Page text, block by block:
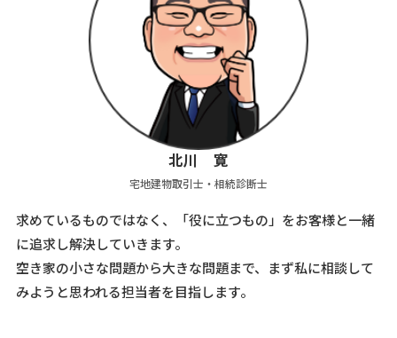
北川 寛
宅地建物取引士・相続診断士
求めているものではなく、「役に立つもの」をお客様と一緒
に追求し解決していきます。
空き家の小さな問題から大きな問題まで、まず私に相談して
みようと思われる担当者を目指します。